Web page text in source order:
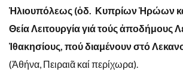
Ἡλιουπόλεως (ὁδ. Κυπρίων Ἡρώων
Θεία Λειτουργία γιά τούς ἀποδήμους
Ἰθακησίους, πού διαμένουν στό
(Ἀθήνα, Πειραιᾶ καί περίχωρα).